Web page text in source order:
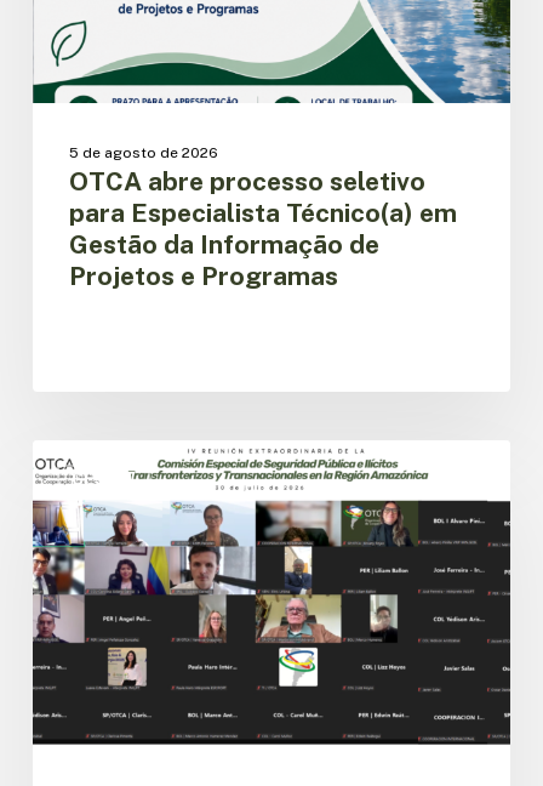
Informação
de
Programas
5 de agosto de 2026
OTCA abre processo seletivo
para Especialista Técnico(a) em
Gestão da Informação de
Projetos e Programas
CESPIT
amazônicos
avançam
na
implementação
da
agenda
regional
de
segurança
pública.